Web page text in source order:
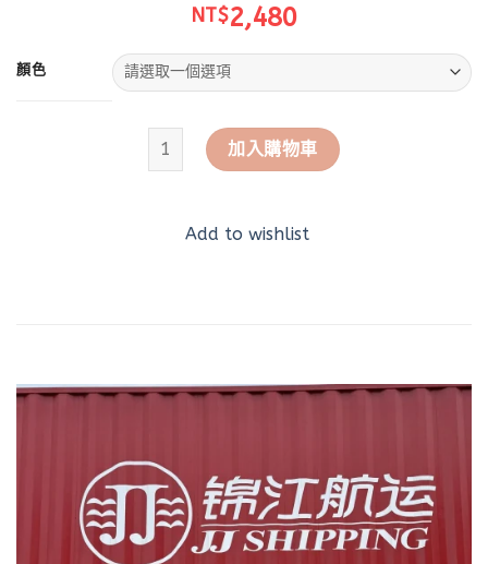
NT$2,480
顏色
超挺牛仔水洗牛仔彎刀褲 數量
加入購物車
Add to wishlist